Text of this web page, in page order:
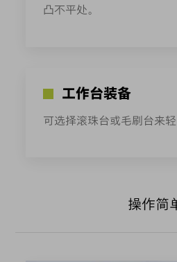
凸不平处。
工作台装备
可选择滚珠台或毛刷台来轻
操作简